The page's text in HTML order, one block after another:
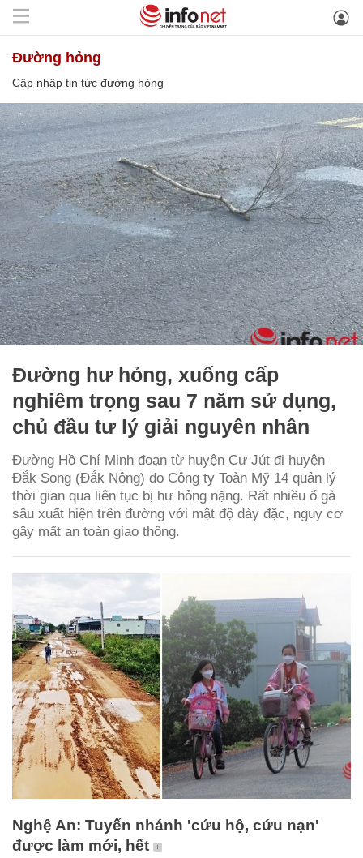
đường hỏng
Cập nhập tin tức đường hỏng
Đường hư hỏng, xuống cấp
nghiêm trọng sau 7 năm sử dụng,
chủ đầu tư lý giải nguyên nhân
Đường Hồ Chí Minh đoạn từ huyện Cư Jút đi huyện
Đắk Song (Đắk Nông) do Công ty Toàn Mỹ 14 quản lý
thời gian qua liên tục bị hư hỏng nặng. Rất nhiều ổ gà
sâu xuất hiện trên đường với mật độ dày đặc, nguy cơ
gây mất an toàn giao thông.
Nghệ An: Tuyến nhánh 'cứu hộ, cứu nạn'
được làm mới, hết